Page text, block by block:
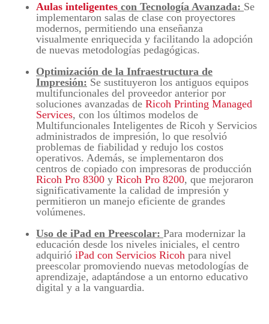
Aulas inteligentes con Tecnología Avanzada: Se
implementaron salas de clase con proyectores
modernos, permitiendo una enseñanza
visualmente enriquecida y facilitando la adopción
de nuevas metodologías pedagógicas.
Optimización de la Infraestructura de
Impresión: Se sustituyeron los antiguos equipos
multifuncionales del proveedor anterior por
soluciones avanzadas de Ricoh Printing Managed
Services, con los últimos modelos de
Multifuncionales Inteligentes de Ricoh y Servicios
administrados de impresión, lo que resolvió
problemas de fiabilidad y redujo los costos
operativos. Además, se implementaron dos
centros de copiado con impresoras de producción
Ricoh Pro 8300 y Ricoh Pro 8200, que mejoraron
significativamente la calidad de impresión y
permitieron un manejo eficiente de grandes
volúmenes.
Uso de iPad en Preescolar: Para modernizar la
educación desde los niveles iniciales, el centro
adquirió iPad con Servicios Ricoh para nivel
preescolar promoviendo nuevas metodologías de
aprendizaje, adaptándose a un entorno educativo
digital y a la vanguardia.